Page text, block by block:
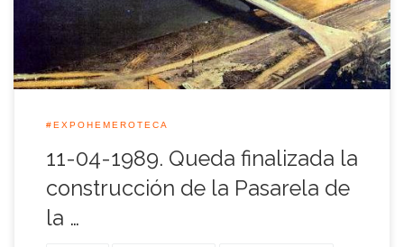
de ingeniería sin precedentes […]
#EXPOHEMEROTECA
11-04-1989. Queda finalizada la
construcción de la Pasarela de
la …